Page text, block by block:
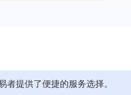
提供了便捷的服务选择。